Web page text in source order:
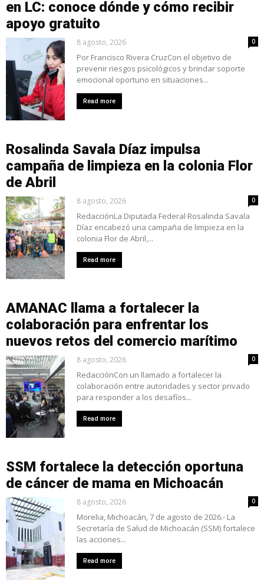
en LC: conoce dónde y cómo recibir
apoyo gratuito
8 agosto, 2026 0
Por Francisco Rivera CruzCon el objetivo de
prevenir riesgos psicológicos y brindar soporte
emocional oportuno en situaciones...
Read more
Rosalinda Savala Díaz impulsa
campaña de limpieza en la colonia Flor
de Abril
8 agosto, 2026 0
RedacciónLa Diputada Federal Rosalinda Savala
Díaz encabezó una campaña de limpieza en la
colonia Flor de Abril,...
Read more
AMANAC llama a fortalecer la
colaboración para enfrentar los
nuevos retos del comercio marítimo
8 agosto, 2026 0
RedacciónCon un llamado a fortalecer la
colaboración entre autoridades y sector privado
para responder a los desafíos...
Read more
SSM fortalece la detección oportuna
de cáncer de mama en Michoacán
8 agosto, 2026 0
Morelia, Michoacán, 7 de agosto de 2026.- La
Secretaría de Salud de Michoacán (SSM) fortalece
las acciones...
Read more